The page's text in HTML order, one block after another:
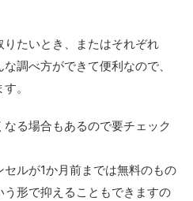
たいとき、またはそれぞれ
調べ方ができて便利なので、
。
る場合もあるので要チェック
ルが1か月前までは無料のもの
形で抑えることもできますの